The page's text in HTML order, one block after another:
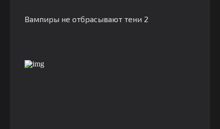
Вампиры не отбрасывают тени 2